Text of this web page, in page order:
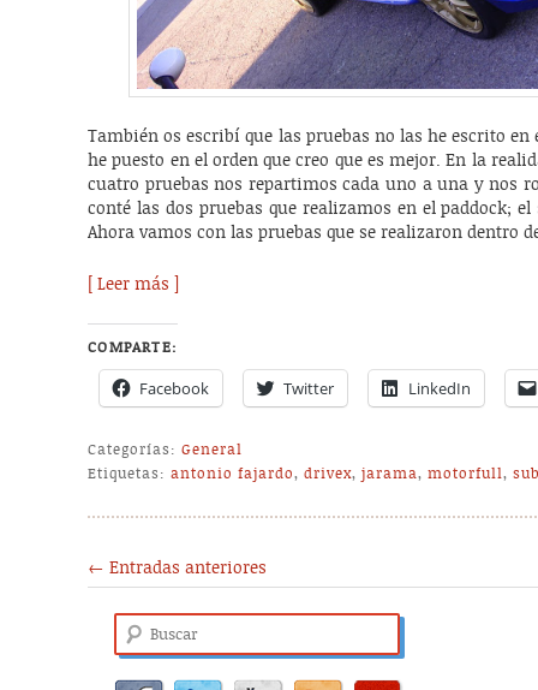
También os escribí que las pruebas no las he escrito
he puesto en el orden que creo que es mejor. En la
cuatro pruebas nos repartimos cada uno a una y nos
conté las dos pruebas que realizamos en el paddock;
Ahora vamos con las pruebas que se realizaron dentro
[ Leer más ]
COMPARTE:
Facebook Twitter LinkedIn
Categorías: General
Etiquetas: antonio fajardo,drivex,jarama,motorfull,
← Entradas anteriores
Buscar